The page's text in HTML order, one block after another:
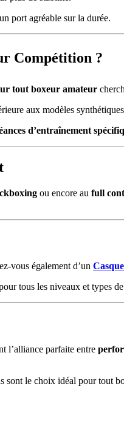
port agréable sur la durée.
Compétition ?
tout boxeur amateur
aux modèles
d’entraînement
ou encore au full
vous également d’un
tous les niveaux et types
l’alliance parfaite entre
le choix idéal pour tout